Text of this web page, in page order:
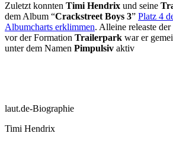
Zuletzt konnten Timi Hendrix und seine
dem Album “Crackstreet Boys 3” Platz 4
Albumcharts erklimmen. Alleine releaste
vor der Formation Trailerpark war er
unter dem Namen Pimpulsiv aktiv
laut.de-Biographie
Timi Hendrix